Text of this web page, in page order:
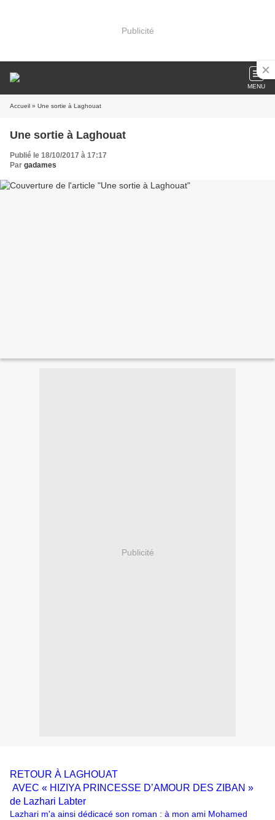
Publicité
MENU
Accueil » Une sortie à Laghouat
Une sortie à Laghouat
Publié le 18/10/2017 à 17:17
Par gadames
Publicité
RETOUR À LAGHOUAT
AVEC « HIZIYA PRINCESSE D’AMOUR DES ZIBAN »
de Lazhari Labter
Lazhari m'a ainsi dédicacé son roman : à mon ami Mohamed